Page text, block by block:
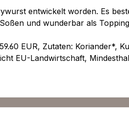
entwickelt worden. Es
und wunderbar als
EUR, Zutaten:
EU-Landwirtschaft,